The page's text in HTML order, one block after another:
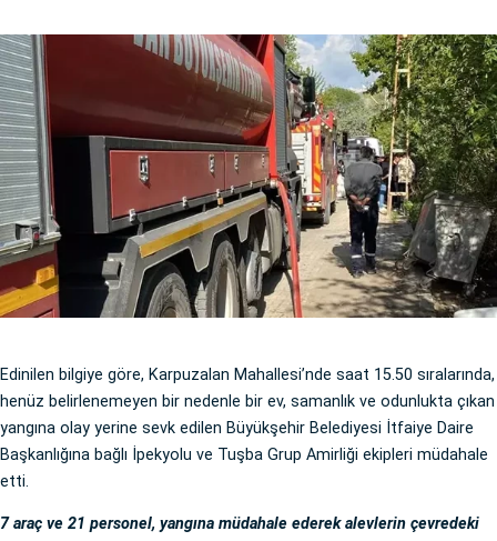
Edinilen bilgiye göre, Karpuzalan Mahallesi’nde saat 15.50 sıralarında,
henüz belirlenemeyen bir nedenle bir ev, samanlık ve odunlukta çıkan
yangına olay yerine sevk edilen Büyükşehir Belediyesi İtfaiye Daire
Başkanlığına bağlı İpekyolu ve Tuşba Grup Amirliği ekipleri müdahale
etti.
7 araç ve 21 personel, yangına müdahale ederek alevlerin çevredeki